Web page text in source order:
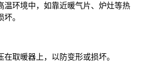
温环境中，如靠近暖气片、炉灶等热
。
取暖器上，以防变形或损坏。